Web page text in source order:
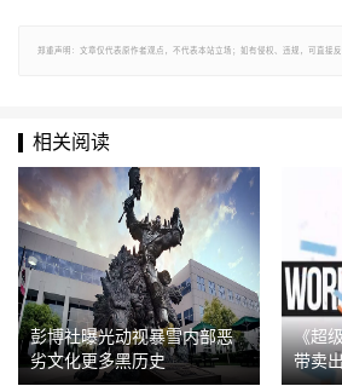
郑重声明：文章仅代表原作者观点，不代表本站立场；如有侵权、违规，可直接
相关阅读
彭博社曝光动视暴雪内部恶
劣文化更多黑历史
《超
带卖